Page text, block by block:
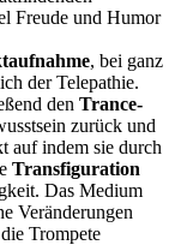
Freude und Humor
, bei ganz
der Telepathie.
den Trance-
zurück und
auf indem sie durch
Transfiguration
Das Medium
Veränderungen
Trompete